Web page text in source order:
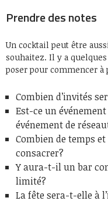
Prendre des notes
Un cocktail peut être
souhaitez. Il y a
poser pour commencer
Combien d’invités
Est-ce un
événement de
Combien de temps
consacrer?
Y aura-t-il un bar
limité?
La fête sera-t-elle à